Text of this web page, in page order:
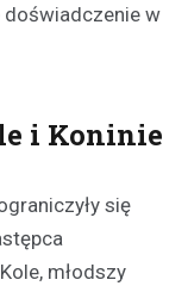
doświadczenie w
i Koninie
się
młodszy